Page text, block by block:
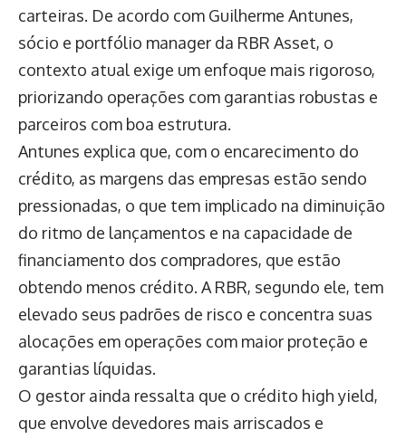
carteiras. De acordo com Guilherme Antunes,
sócio e portfólio manager da RBR Asset, o
contexto atual exige um enfoque mais rigoroso,
priorizando operações com garantias robustas e
parceiros com boa estrutura.
Antunes explica que, com o encarecimento do
crédito, as margens das empresas estão sendo
pressionadas, o que tem implicado na diminuição
do ritmo de lançamentos e na capacidade de
financiamento dos compradores, que estão
obtendo menos crédito. A RBR, segundo ele, tem
elevado seus padrões de risco e concentra suas
alocações em operações com maior proteção e
garantias líquidas.
O gestor ainda ressalta que o crédito high yield,
que envolve devedores mais arriscados e